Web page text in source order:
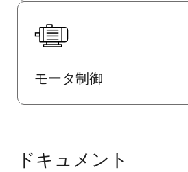
モータ制御
ドキュメント